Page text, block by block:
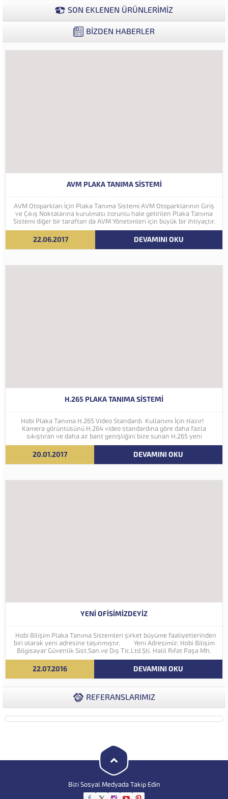
verilerle müşteri yoğunluk analizlerini çok ayrıntılı...
SON EKLENEN ÜRÜNLERİMİZ
BİZDEN HABERLER
AVM PLAKA TANIMA SISTEMI
AVM Otoparkları İçin Plaka Tanıma Sistemi AVM Otoparklarının Giriş
ve Çıkış Noktalarına kurulması zorunlu hale getirilen Plaka Tanıma
Sistemi diğer bir taraftan da AVM Yönetimleri için büyük bir ihtiyaçtır.
AVM Yönetimleri Plaka Tanıma Sisteminden elde edecekleri verilerle
müşteri yoğunluk analizlerini çok ayrıntılı...
22.06.2017 DEVAMINI OKU
H.265 PLAKA TANIMA SISTEMI
Hobi Plaka Tanıma H.265 Video Standardı Kullanımı İçin Hazır!
Kamera görüntüsünü H.264 video standardına göre daha fazla
sıkıştıran ve daha az bant genişliğini bize sunan H.265 yeni
nesil kodlama teknolojisi Hobi Plaka Tanıma Sistemine eklenmiştir.
İleriki yıllarda 4K ve...
20.01.2017 DEVAMINI OKU
YENI OFISIMIZDEYIZ
Hobi Bilişim Plaka Tanıma Sistemleri şirket büyüme faaliyetlerinden
biri olarak yeni adresine taşınmıştır. Yeni Adresimiz: Hobi Bilişim
Bilgisayar Güvenlik Sist.San.ve Dış Tic.Ltd.Şti. Halil Rıfat Paşa Mh.
Perpa Ticaret Merkezi A Blok Kat:5 No:71-73 (34384) Şişli...
22.07.2016 DEVAMINI OKU
REFERANSLARIMIZ
Bizi Sosyal Medyada Takip Edin